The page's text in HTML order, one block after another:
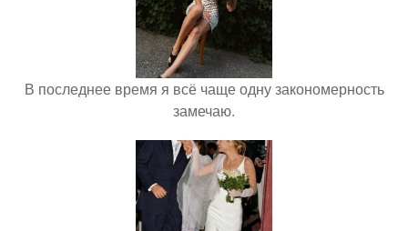
В последнее время я всё чаще одну закономерность
замечаю.